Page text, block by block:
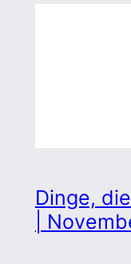
Dinge,
|